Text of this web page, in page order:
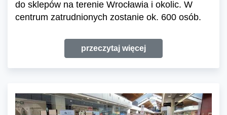
do sklepów na terenie Wrocławia i okolic. W
centrum zatrudnionych zostanie ok. 600 osób.
przeczytaj więcej